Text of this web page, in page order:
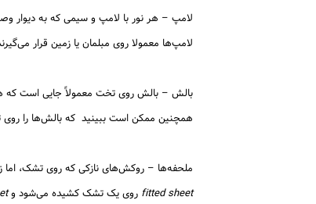
لامپ – هر نور با لامپ و سیمی که به دیوار
لامپ‌ها معمولا روی مبلمان یا زمین قرار
بالش – بالش روی تخت معمولاً جایی است که
همچنین ممکن است ببینید که بالش‌ها را روی
ملحفه‌ها – روکش‌های نازکی که روی تشک، اما
fitted sheet روی یک تشک کشیده می‌شود و